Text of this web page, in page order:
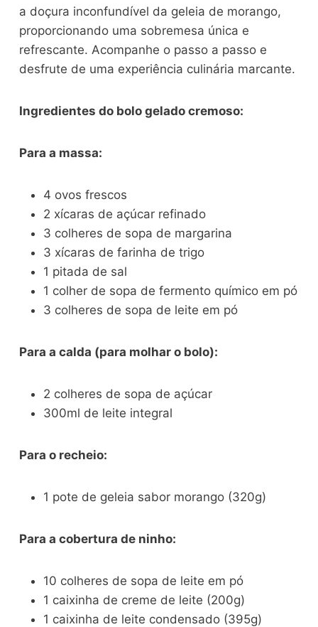
a doçura inconfundível da geleia de morango,
proporcionando uma sobremesa única e
refrescante. Acompanhe o passo a passo e
desfrute de uma experiência culinária marcante.
Ingredientes do bolo gelado cremoso:
Para a massa:
4 ovos frescos
2 xícaras de açúcar refinado
3 colheres de sopa de margarina
3 xícaras de farinha de trigo
1 pitada de sal
1 colher de sopa de fermento químico em pó
3 colheres de sopa de leite em pó
Para a calda (para molhar o bolo):
2 colheres de sopa de açúcar
300ml de leite integral
Para o recheio:
1 pote de geleia sabor morango (320g)
Para a cobertura de ninho:
10 colheres de sopa de leite em pó
1 caixinha de creme de leite (200g)
1 caixinha de leite condensado (395g)